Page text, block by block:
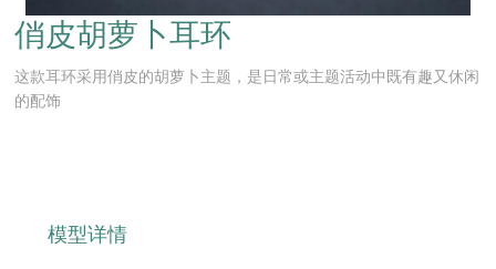
俏皮胡萝卜耳环
这款耳环采用俏皮的胡萝卜主题，是日常或主题活动中既有趣又休闲
的配饰
模型详情